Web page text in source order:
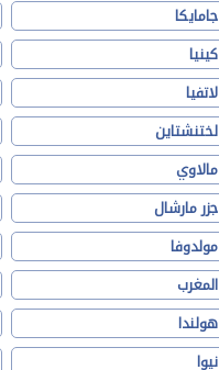
جامايكا
كينيا
لاتفيا
لختنشتاين
مالاوي
جزر مارشال
مولدوفا
المغرب
هولندا
نيوا